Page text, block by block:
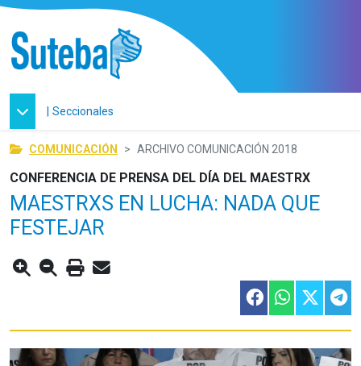
| Seccionales
COMUNICACIÓN ARCHIVO COMUNICACIÓN 2018
CONFERENCIA DE PRENSA DEL DÍA DEL MAESTRX
MAESTRXS EN LUCHA: NADA QUE
FESTEJAR